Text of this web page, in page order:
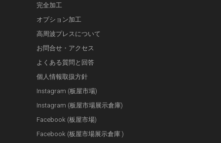
完全加工
オプション加工
高周波プレスについて
お問合せ・アクセス
よくある質問と回答
個人情報取扱方針
Instagram (板屋市場)
Instagram (板屋市場展示倉庫)
Facebook (板屋市場)
Facebook (板屋市場展示倉庫 )